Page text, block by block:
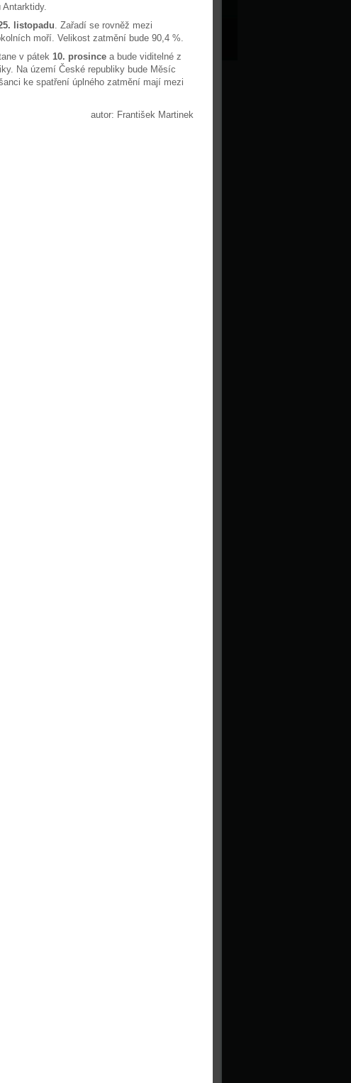
listopadu. Zařadí se rovněž mezi
moří. Velikost zatmění bude 90,4 %.
v pátek 10. prosince a bude viditelné z
Na území České republiky bude Měsíc
ke spatření úplného zatmění mají mezi
autor: František Martinek